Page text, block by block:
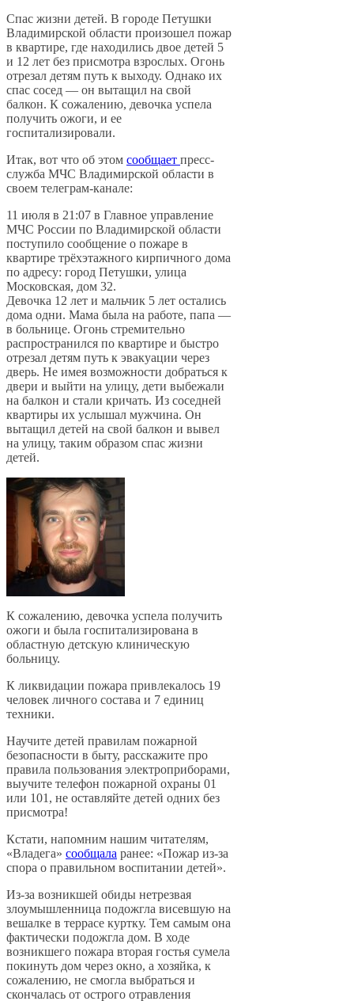
Спас жизни детей. В городе Петушки
Владимирской области произошел пожар
в квартире, где находились двое детей 5
и 12 лет без присмотра взрослых. Огонь
отрезал детям путь к выходу. Однако их
спас сосед — он вытащил на свой
балкон. К сожалению, девочка успела
получить ожоги, и ее
госпитализировали.
Итак, вот что об этом сообщает пресс-
служба МЧС Владимирской области в
своем телеграм-канале:
11 июля в 21:07 в Главное управление
МЧС России по Владимирской области
поступило сообщение о пожаре в
квартире трёхэтажного кирпичного дома
по адресу: город Петушки, улица
Московская, дом 32.
Девочка 12 лет и мальчик 5 лет остались
дома одни. Мама была на работе, папа —
в больнице. Огонь стремительно
распространился по квартире и быстро
отрезал детям путь к эвакуации через
дверь. Не имея возможности добраться к
двери и выйти на улицу, дети выбежали
на балкон и стали кричать. Из соседней
квартиры их услышал мужчина. Он
вытащил детей на свой балкон и вывел
на улицу, таким образом спас жизни
детей.
К сожалению, девочка успела получить
ожоги и была госпитализирована в
областную детскую клиническую
больницу.
К ликвидации пожара привлекалось 19
человек личного состава и 7 единиц
техники.
Научите детей правилам пожарной
безопасности в быту, расскажите про
правила пользования электроприборами,
выучите телефон пожарной охраны 01
или 101, не оставляйте детей одних без
присмотра!
Кстати, напомним нашим читателям,
«Владега» сообщала ранее: «Пожар из-за
спора о правильном воспитании детей».
Из-за возникшей обиды нетрезвая
злоумышленница подожгла висевшую на
вешалке в террасе куртку. Тем самым она
фактически подожгла дом. В ходе
возникшего пожара вторая гостья сумела
покинуть дом через окно, а хозяйка, к
сожалению, не смогла выбраться и
скончалась от острого отравления